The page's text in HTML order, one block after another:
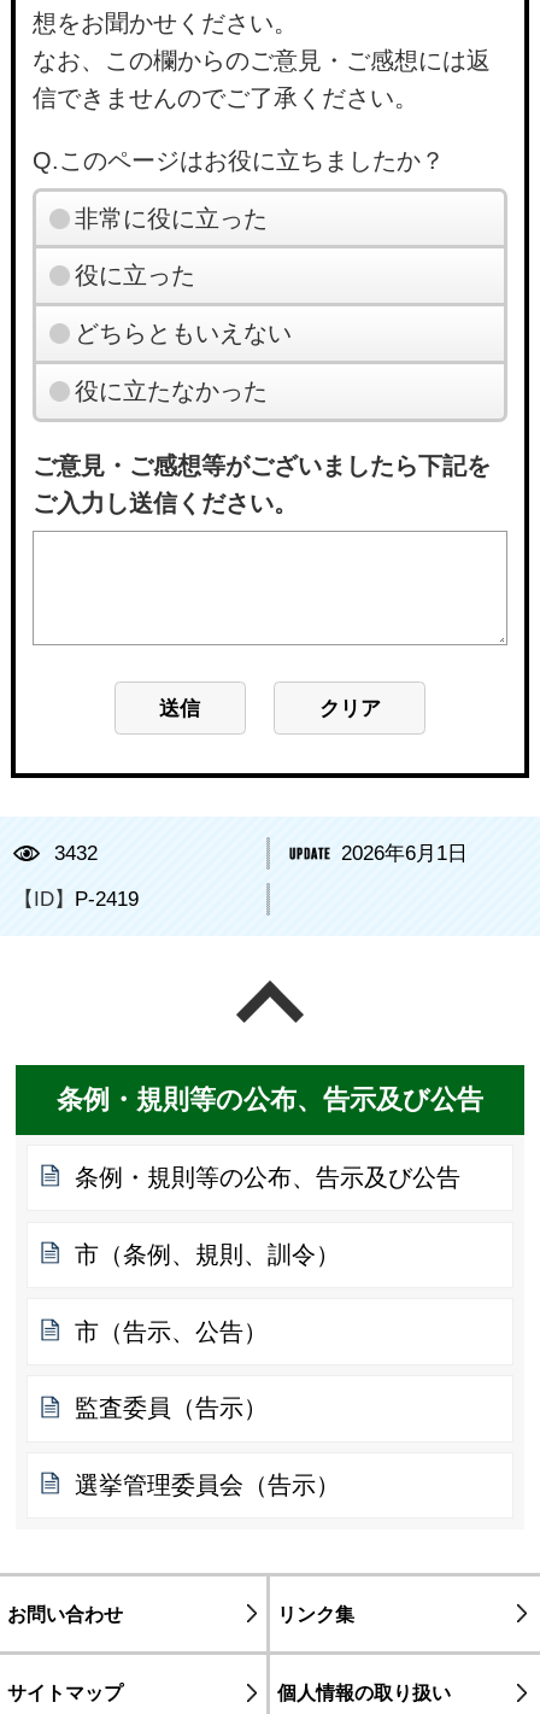
想をお聞かせください。
なお、この欄からのご意見・ご感想には返
信できませんのでご了承ください。
Q.このページはお役に立ちましたか？
非常に役に立った
役に立った
どちらともいえない
役に立たなかった
ご意見・ご感想等がございましたら下記を
ご入力し送信ください。
3432 2026年6月1日
【ID】 P-2419
条例・規則等の公布、告示及び公告
条例・規則等の公布、告示及び公告
市（条例、規則、訓令）
市（告示、公告）
監査委員（告示）
選挙管理委員会（告示）
お問い合わせ リンク集
サイトマップ 個人情報の取り扱い